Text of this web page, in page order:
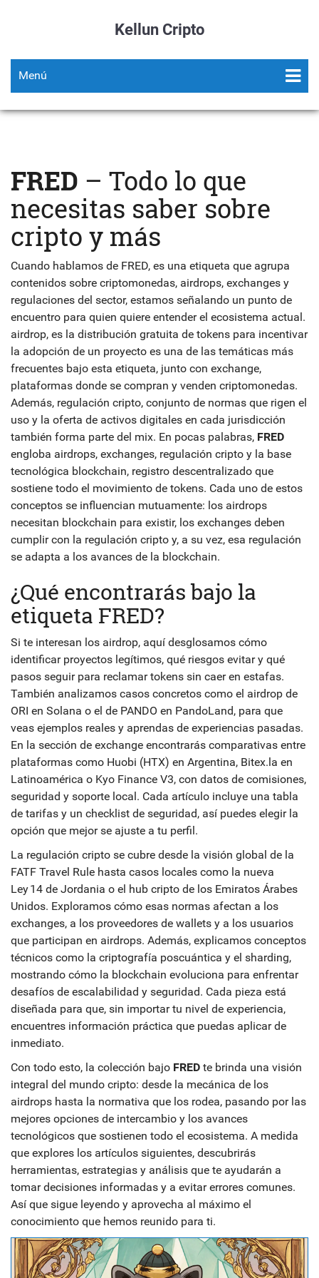
Kellun Cripto
Menú
FRED – Todo lo que
necesitas saber sobre
cripto y más
Cuando hablamos de FRED, es una etiqueta que agrupa
contenidos sobre criptomonedas, airdrops, exchanges y
regulaciones del sector, estamos señalando un punto de
encuentro para quien quiere entender el ecosistema actual.
airdrop, es la distribución gratuita de tokens para incentivar
la adopción de un proyecto es una de las temáticas más
frecuentes bajo esta etiqueta, junto con exchange,
plataformas donde se compran y venden criptomonedas.
Además, regulación cripto, conjunto de normas que rigen el
uso y la oferta de activos digitales en cada jurisdicción
también forma parte del mix. En pocas palabras, FRED
engloba airdrops, exchanges, regulación cripto y la base
tecnológica blockchain, registro descentralizado que
sostiene todo el movimiento de tokens. Cada uno de estos
conceptos se influencian mutuamente: los airdrops
necesitan blockchain para existir, los exchanges deben
cumplir con la regulación cripto y, a su vez, esa regulación
se adapta a los avances de la blockchain.
¿Qué encontrarás bajo la
etiqueta FRED?
Si te interesan los airdrop, aquí desglosamos cómo
identificar proyectos legítimos, qué riesgos evitar y qué
pasos seguir para reclamar tokens sin caer en estafas.
También analizamos casos concretos como el airdrop de
ORI en Solana o el de PANDO en PandoLand, para que
veas ejemplos reales y aprendas de experiencias pasadas.
En la sección de exchange encontrarás comparativas entre
plataformas como Huobi (HTX) en Argentina, Bitex.la en
Latinoamérica o Kyo Finance V3, con datos de comisiones,
seguridad y soporte local. Cada artículo incluye una tabla
de tarifas y un checklist de seguridad, así puedes elegir la
opción que mejor se ajuste a tu perfil.
La regulación cripto se cubre desde la visión global de la
FATF Travel Rule hasta casos locales como la nueva
Ley 14 de Jordania o el hub cripto de los Emiratos Árabes
Unidos. Exploramos cómo esas normas afectan a los
exchanges, a los proveedores de wallets y a los usuarios
que participan en airdrops. Además, explicamos conceptos
técnicos como la criptografía poscuántica y el sharding,
mostrando cómo la blockchain evoluciona para enfrentar
desafíos de escalabilidad y seguridad. Cada pieza está
diseñada para que, sin importar tu nivel de experiencia,
encuentres información práctica que puedas aplicar de
inmediato.
Con todo esto, la colección bajo FRED te brinda una visión
integral del mundo cripto: desde la mecánica de los
airdrops hasta la normativa que los rodea, pasando por las
mejores opciones de intercambio y los avances
tecnológicos que sostienen todo el ecosistema. A medida
que explores los artículos siguientes, descubrirás
herramientas, estrategias y análisis que te ayudarán a
tomar decisiones informadas y a evitar errores comunes.
Así que sigue leyendo y aprovecha al máximo el
conocimiento que hemos reunido para ti.